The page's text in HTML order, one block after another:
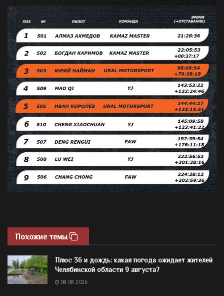
Похожие темы
Плюс 36 и дождь: какая погода ожидает жителей
Челябинской области 9 августа?
08.08.2026